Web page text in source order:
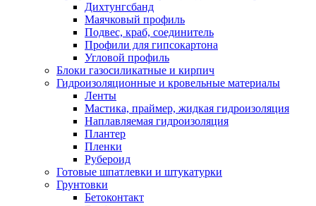
Дихтунгсбанд
Маячковый профиль
Подвес, краб, соединитель
Профили для гипсокартона
Угловой профиль
Блоки газосиликатные и кирпич
Гидроизоляционные и кровельные материалы
Ленты
Мастика, праймер, жидкая гидроизоляция
Наплавляемая гидроизоляция
Плантер
Пленки
Рубероид
Готовые шпатлевки и штукатурки
Грунтовки
Бетоконтакт